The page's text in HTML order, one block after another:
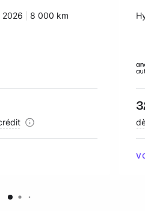
Années :
2026 Kilomètres :
8 000 km